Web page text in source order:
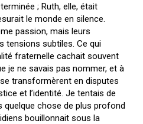
; Ruth, elle, était
le monde en silence.
passion, mais leurs
tensions subtiles. Ce qui
fraternelle cachait souvent
je ne savais pas nommer, et à
transformèrent en disputes
et l’identité. Je tentais de
quelque chose de plus profond
bouillonnait sous la